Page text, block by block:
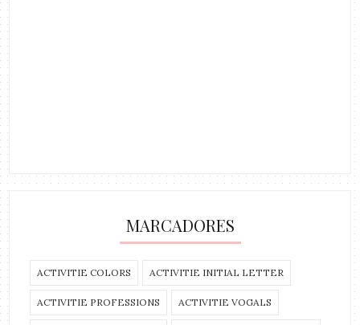
MARCADORES
ACTIVITIE COLORS ACTIVITIE INITIAL LETTER
ACTIVITIE PROFESSIONS ACTIVITIE VOGALS